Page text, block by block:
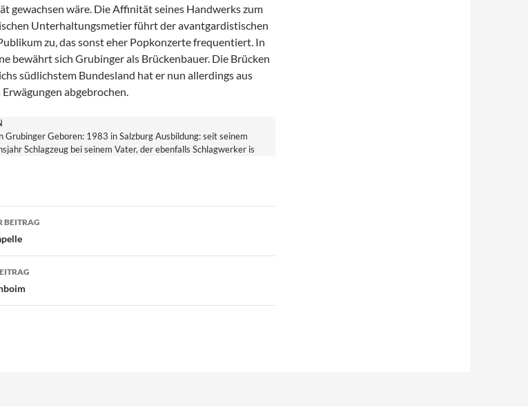
gewachsen wäre. Die Affinität seines Handwerks zum
Unterhaltungsmetier führt der avantgardistischen
zu, das sonst eher Popkonzerte frequentiert. In
bewährt sich Grubinger als Brückenbauer. Die Brücken
südlichstem Bundesland hat er nun allerdings aus
abgebrochen.
Grubinger Geboren: 1983 in Salzburg Ausbildung: seit seinem
Schlagzeug bei seinem Vater, der ebenfalls Schlagwerker is
BEITRAG